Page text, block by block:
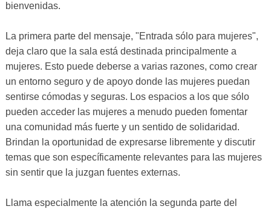
bienvenidas.
La primera parte del mensaje, "Entrada sólo para mujeres",
deja claro que la sala está destinada principalmente a
mujeres. Esto puede deberse a varias razones, como crear
un entorno seguro y de apoyo donde las mujeres puedan
sentirse cómodas y seguras. Los espacios a los que sólo
pueden acceder las mujeres a menudo pueden fomentar
una comunidad más fuerte y un sentido de solidaridad.
Brindan la oportunidad de expresarse libremente y discutir
temas que son específicamente relevantes para las mujeres
sin sentir que la juzgan fuentes externas.
Llama especialmente la atención la segunda parte del